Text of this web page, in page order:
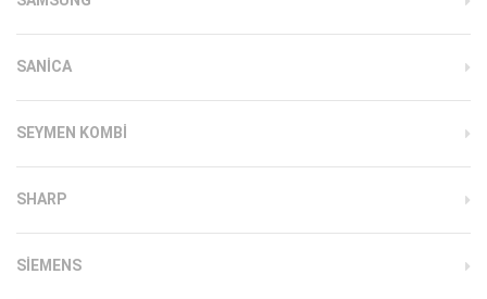
SANICA
SEYMEN KOMBI
SHARP
SIEMENS